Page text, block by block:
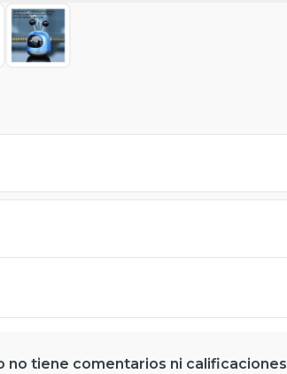
no tiene comentarios ni calificaciones